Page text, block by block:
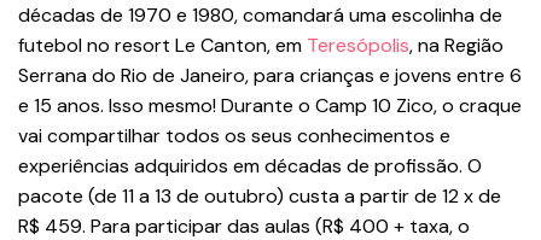
décadas de 1970 e 1980, comandará uma escolinha de
futebol no resort Le Canton, em Teresópolis, na Região
Serrana do Rio de Janeiro, para crianças e jovens entre 6
e 15 anos. Isso mesmo! Durante o Camp 10 Zico, o craque
vai compartilhar todos os seus conhecimentos e
experiências adquiridos em décadas de profissão. O
pacote (de 11 a 13 de outubro) custa a partir de 12 x de
R$ 459. Para participar das aulas (R$ 400 + taxa, o